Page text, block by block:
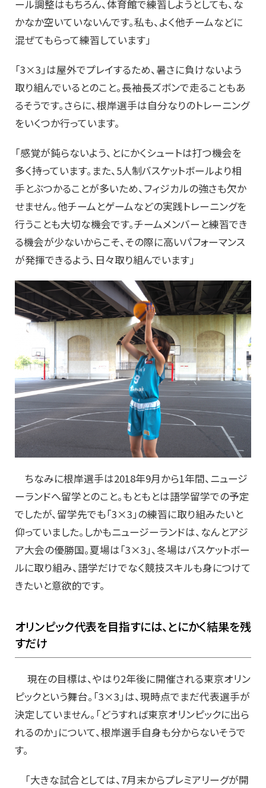
ール調整はもちろん、体育館で練習しようとしても、な
かなか空いていないんです。私も、よく他チームなどに
混ぜてもらって練習しています」
「3×3」は屋外でプレイするため、暑さに負けないよう
取り組んでいるとのこと。長袖長ズボンで走ることもあ
るそうです。さらに、根岸選手は自分なりのトレーニング
をいくつか行っています。
「感覚が鈍らないよう、とにかくシュートは打つ機会を
多く持っています。また、5人制バスケットボールより相
手とぶつかることが多いため、フィジカルの強さも欠か
せません。他チームとゲームなどの実践トレーニングを
行うことも大切な機会です。チームメンバーと練習でき
る機会が少ないからこそ、その際に高いパフォーマンス
が発揮できるよう、日々取り組んでいます」
ちなみに根岸選手は2018年9月から1年間、ニュージ
ーランドへ留学とのこと。もともとは語学留学での予定
でしたが、留学先でも「3×3」の練習に取り組みたいと
仰っていました。しかもニュージーランドは、なんとアジ
ア大会の優勝国。夏場は「3×3」、冬場はバスケットボー
ルに取り組み、語学だけでなく競技スキルも身につけて
きたいと意欲的です。
オリンピック代表を目指すには、とにかく結果を残
すだけ
現在の目標は、やはり2年後に開催される東京オリン
ピックという舞台。「3×3」は、現時点でまだ代表選手が
決定していません。「どうすれば東京オリンピックに出ら
れるのか」について、根岸選手自身も分からないそうで
す。
「大きな試合としては、7月末からプレミアリーグが開